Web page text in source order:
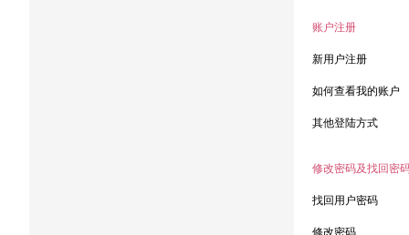
账户注册
新用户注册
如何查看我的账户
其他登陆方式
修改密码及找回密
找回用户密码
修改密码